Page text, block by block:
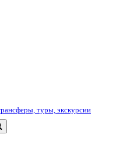
туры, экскурсии